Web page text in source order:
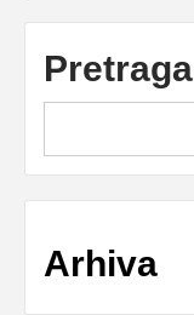
Pretraga
Arhiva